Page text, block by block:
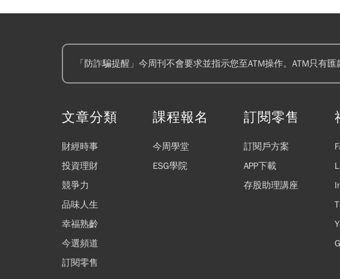
「防詐騙提醒」今周刊不會要求並指示您至ATM操作。ATM只有
文章分類
財經時事
投資理財
競爭力
品味人生
幸福熟齡
今選頻道
訂閱零售
課程報名
今周學堂
ESG學院
訂閱零售
訂閱戶方案
APP下載
存股助理講座